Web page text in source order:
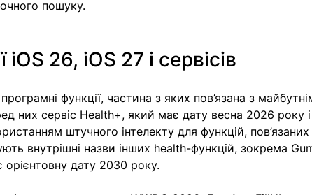
пошуку.
26, iOS 27 і сервісів
функції, частина з яких пов’язана з
них сервіс Health+, який має дату весна 2026 року
штучного інтелекту для функцій, пов’язаних
внутрішні назви інших health-функцій, зокрема
орієнтовну дату 2030 року.